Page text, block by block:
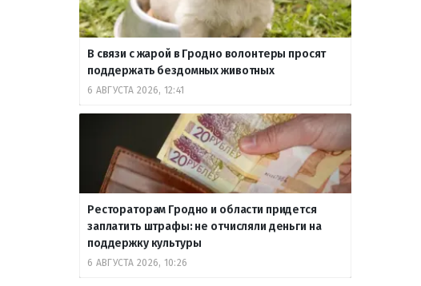
В связи с жарой в Гродно волонтеры просят
поддержать бездомных животных
6 АВГУСТА 2026, 12:41
Рестораторам Гродно и области придется
заплатить штрафы: не отчисляли деньги на
поддержку культуры
6 АВГУСТА 2026, 10:26